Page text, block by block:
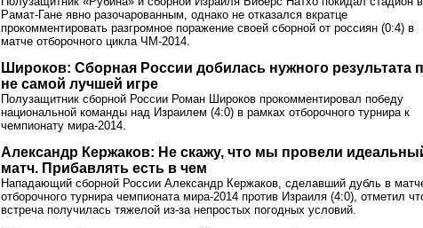
Рамат-Гане явно разочарованным, однако не отказался вкратце
прокомментировать разгромное поражение своей сборной от россиян (0:4) в
матче отборочного цикла ЧМ-2014.
Широков: Сборная России добилась нужного результата
не самой лучшей игре
Полузащитник сборной России Роман Широков прокомментировал победу
национальной команды над Израилем (4:0) в рамках отборочного турнира к
чемпионату мира-2014.
Александр Кержаков: Не скажу, что мы провели
матч. Прибавлять есть в чем
Нападающий сборной России Александр Кержаков, сделавший дубль в
отборочного турнира чемпионата мира-2014 против Израиля (4:0), отметил
встреча получилась тяжелой из-за непростых погодных условий.